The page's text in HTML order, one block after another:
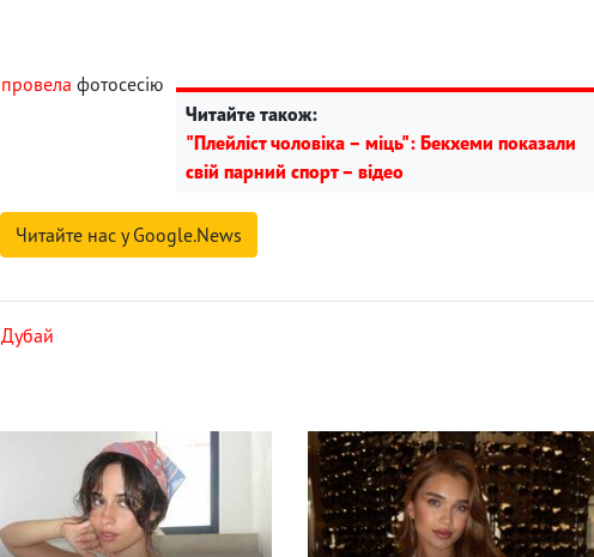
Читайте також:
"Плейліст чоловіка – міць": Бекхеми показали
свій парний спорт – відео
провела фотосесію
Читайте нас у Google.News
Дубай